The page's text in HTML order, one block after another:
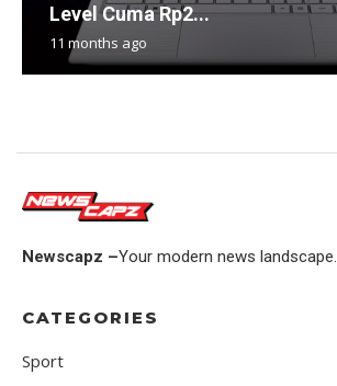
Level Cuma Rp2...
11 months ago
Newscapz –Your modern news landscape.
CATEGORIES
Sport